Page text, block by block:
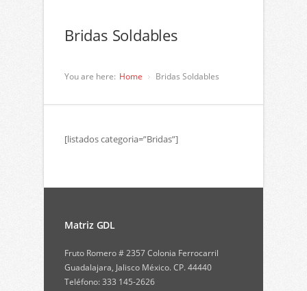
Bridas Soldables
You are here: Home Bridas Soldables
[listados categoria=”Bridas”]
Matriz GDL
Fruto Romero # 2357 Colonia Ferrocarril
Guadalajara, Jalisco México. CP. 44440
Teléfono: 333 145-2626